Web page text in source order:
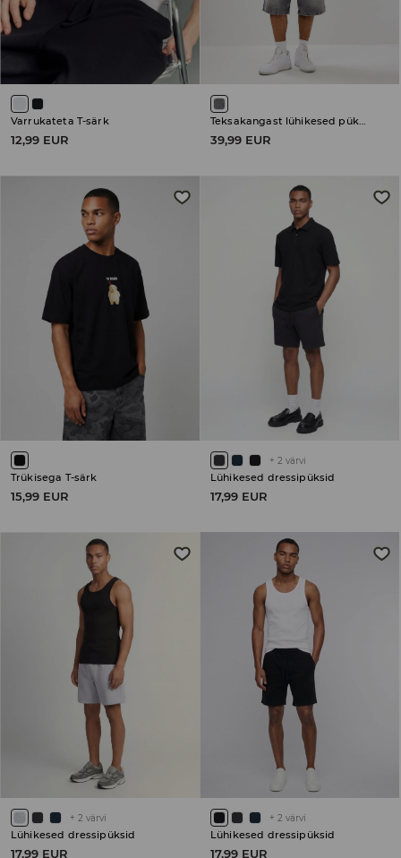
Varrukateta T-särk
12,99 EUR 39,99 EUR
Trükisega T-särk
15,99 EUR
+ 2 värvi
Lühikesed dressipüksid
17,99 EUR
+ 2 värvi
Lühikesed dressipüksid
17,99 EUR
+ 2 värvi
Lühikesed dressipüksid
17,99 EUR